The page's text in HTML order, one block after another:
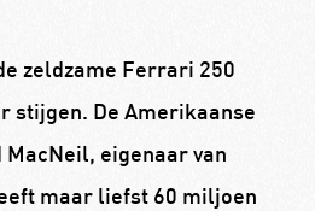
zeldzame Ferrari 250
stijgen. De Amerikaanse
MacNeil, eigenaar van
maar liefst 60 miljoen